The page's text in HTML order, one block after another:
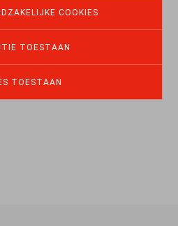
COOKIES
TOESTAAN
TOESTAAN